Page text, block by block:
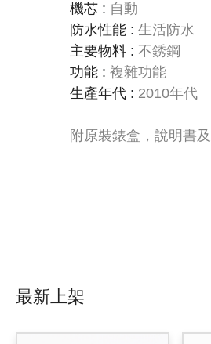
機芯 : 自動
防水性能 : 生活防水
主要物料 : 不銹鋼
功能 : 複雜功能
生產年代 : 2010年代
附原裝錶盒，說明書及
最新上架